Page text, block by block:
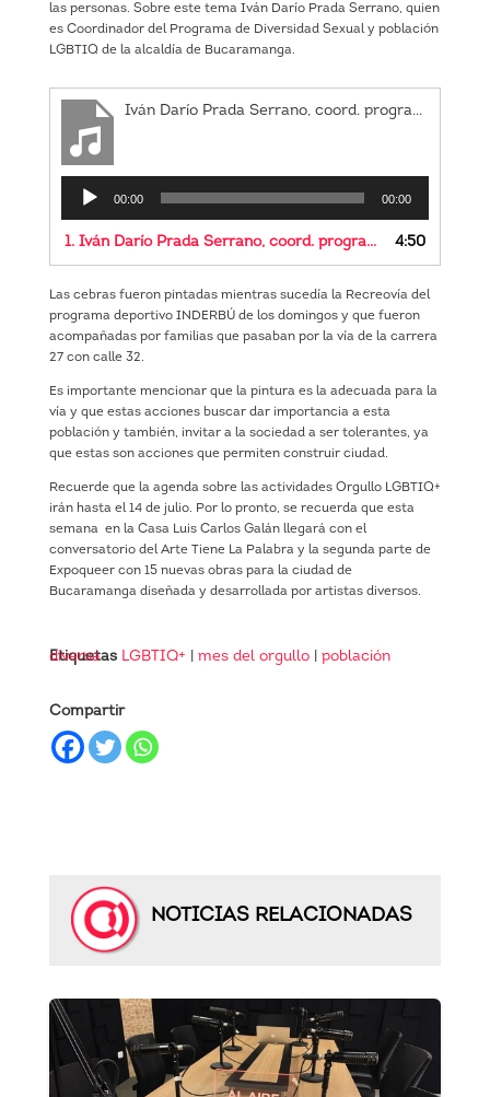
las personas. Sobre este tema Iván Darío Prada Serrano, quien
es Coordinador del Programa de Diversidad Sexual y población
LGBTIQ de la alcaldía de Bucaramanga.
Iván Darío Prada Serrano, coord. programa de diversidad sexual y población LGBTIQ+ de la alcaldía de Bucaramanga
Reproductor
audio
00:00 00:00
1. Iván Darío Prada Serrano, coord. programa de diversidad sexual y población LGBTIQ+ de la alcaldía de Bucaramanga 4:50
Las cebras fueron pintadas mientras sucedía la Recreovía del
programa deportivo INDERBÚ de los domingos y que fueron
acompañadas por familias que pasaban por la vía de la carrera
27 con calle 32.
Es importante mencionar que la pintura es la adecuada para la
vía y que estas acciones buscar dar importancia a esta
población y también, invitar a la sociedad a ser tolerantes, ya
que estas son acciones que permiten construir ciudad.
Recuerde que la agenda sobre las actividades Orgullo LGBTIQ+
irán hasta el 14 de julio. Por lo pronto, se recuerda que esta
semana en la Casa Luis Carlos Galán llegará con el
conversatorio del Arte Tiene La Palabra y la segunda parte de
Expoqueer con 15 nuevas obras para la ciudad de
Bucaramanga diseñada y desarrollada por artistas diversos.
Etiquetas LGBTIQ+ mes del orgullo|
población diversa
Compartir
NOTICIAS RELACIONADAS